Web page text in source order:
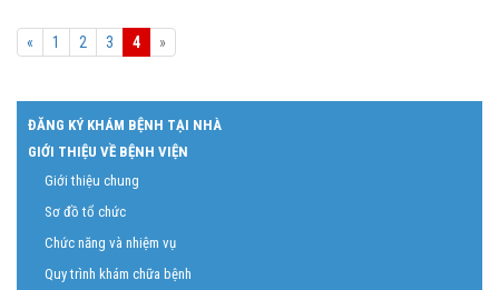
« Previous
1 2 3 4 »Next
ĐĂNG KÝ KHÁM BỆNH TẠI NHÀ
GIỚI THIỆU VỀ BỆNH VIỆN
Giới thiệu chung
Sơ đồ tổ chức
Chức năng và nhiệm vụ
Quy trình khám chữa bệnh